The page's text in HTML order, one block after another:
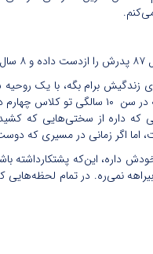
زندگیش برام بگه، با یک
اولین شیرینی زندگی من
طبعی که داره از سختی‌هایی
اگر زمانی در مسیری که
داره، این‌که